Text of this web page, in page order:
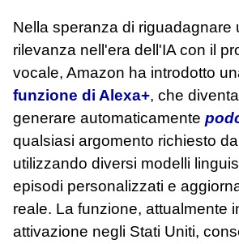
Nella speranza di riguadagnare
rilevanza nell'era dell'IA con il
vocale, Amazon ha introdotto
funzione di Alexa+, che
generare automaticamente
qualsiasi argomento richiesto
utilizzando diversi modelli
episodi personalizzati e
reale. La funzione, attualmente
attivazione negli Stati Uniti,